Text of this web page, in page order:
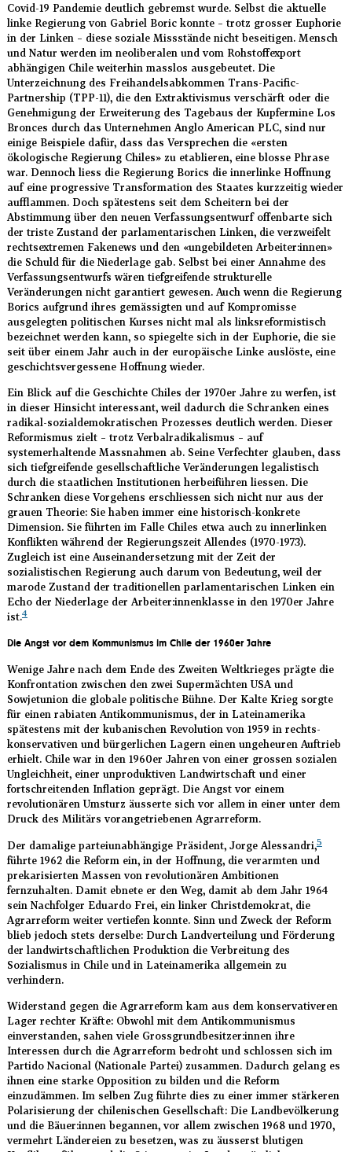
Covid-19 Pandemie deutlich gebremst wurde. Selbst die aktuelle
linke Regierung von Gabriel Boric konnte – trotz grosser Euphorie
in der Linken – diese soziale Missstände nicht beseitigen. Mensch
und Natur werden im neoliberalen und vom Rohstoffexport
abhängigen Chile weiterhin masslos ausgebeutet. Die
Unterzeichnung des Freihandelsabkommen Trans-Pacific-
Partnership (TPP-11), die den Extraktivismus verschärft oder die
Genehmigung der Erweiterung des Tagebaus der Kupfermine Los
Bronces durch das Unternehmen Anglo American PLC, sind nur
einige Beispiele dafür, dass das Versprechen die «ersten
ökologische Regierung Chiles» zu etablieren, eine blosse Phrase
war. Dennoch liess die Regierung Borics die innerlinke Hoffnung
auf eine progressive Transformation des Staates kurzzeitig wieder
aufflammen. Doch spätestens seit dem Scheitern bei der
Abstimmung über den neuen Verfassungsentwurf offenbarte sich
der triste Zustand der parlamentarischen Linken, die verzweifelt
rechtsextremen Fakenews und den «ungebildeten Arbeiter:innen»
die Schuld für die Niederlage gab. Selbst bei einer Annahme des
Verfassungsentwurfs wären tiefgreifende strukturelle
Veränderungen nicht garantiert gewesen. Auch wenn die Regierung
Borics aufgrund ihres gemässigten und auf Kompromisse
ausgelegten politischen Kurses nicht mal als linksreformistisch
bezeichnet werden kann, so spiegelte sich in der Euphorie, die sie
seit über einem Jahr auch in der europäische Linke auslöste, eine
geschichtsvergessene Hoffnung wieder.
Ein Blick auf die Geschichte Chiles der 1970er Jahre zu werfen, ist
in dieser Hinsicht interessant, weil dadurch die Schranken eines
radikal-sozialdemokratischen Prozesses deutlich werden. Dieser
Reformismus zielt – trotz Verbalradikalismus – auf
systemerhaltende Massnahmen ab. Seine Verfechter glauben, dass
sich tiefgreifende gesellschaftliche Veränderungen legalistisch
durch die staatlichen Institutionen herbeiführen liessen. Die
Schranken diese Vorgehens erschliessen sich nicht nur aus der
grauen Theorie: Sie haben immer eine historisch-konkrete
Dimension. Sie führten im Falle Chiles etwa auch zu innerlinken
Konflikten während der Regierungszeit Allendes (1970-1973).
Zugleich ist eine Auseinandersetzung mit der Zeit der
sozialistischen Regierung auch darum von Bedeutung, weil der
marode Zustand der traditionellen parlamentarischen Linken ein
Echo der Niederlage der Arbeiter:innenklasse in den 1970er Jahre
ist.4
Die Angst vor dem Kommunismus im Chile der 1960er Jahre
Wenige Jahre nach dem Ende des Zweiten Weltkrieges prägte die
Konfrontation zwischen den zwei Supermächten USA und
Sowjetunion die globale politische Bühne. Der Kalte Krieg sorgte
für einen rabiaten Antikommunismus, der in Lateinamerika
spätestens mit der kubanischen Revolution von 1959 in rechts-
konservativen und bürgerlichen Lagern einen ungeheuren Auftrieb
erhielt. Chile war in den 1960er Jahren von einer grossen sozialen
Ungleichheit, einer unproduktiven Landwirtschaft und einer
fortschreitenden Inflation geprägt. Die Angst vor einem
revolutionären Umsturz äusserte sich vor allem in einer unter dem
Druck des Militärs vorangetriebenen Agrarreform.
Der damalige parteiunabhängige Präsident, Jorge Alessandri,5
führte 1962 die Reform ein, in der Hoffnung, die verarmten und
prekarisierten Massen von revolutionären Ambitionen
fernzuhalten. Damit ebnete er den Weg, damit ab dem Jahr 1964
sein Nachfolger Eduardo Frei, ein linker Christdemokrat, die
Agrarreform weiter vertiefen konnte. Sinn und Zweck der Reform
blieb jedoch stets derselbe: Durch Landverteilung und Förderung
der landwirtschaftlichen Produktion die Verbreitung des
Sozialismus in Chile und in Lateinamerika allgemein zu
verhindern.
Widerstand gegen die Agrarreform kam aus dem konservativeren
Lager rechter Kräfte: Obwohl mit dem Antikommunismus
einverstanden, sahen viele Grossgrundbesitzer:innen ihre
Interessen durch die Agrarreform bedroht und schlossen sich im
Partido Nacional (Nationale Partei) zusammen. Dadurch gelang es
ihnen eine starke Opposition zu bilden und die Reform
einzudämmen. Im selben Zug führte dies zu einer immer stärkeren
Polarisierung der chilenischen Gesellschaft: Die Landbevölkerung
und die Bäuer:innen begannen, vor allem zwischen 1968 und 1970,
vermehrt Ländereien zu besetzen, was zu äusserst blutigen